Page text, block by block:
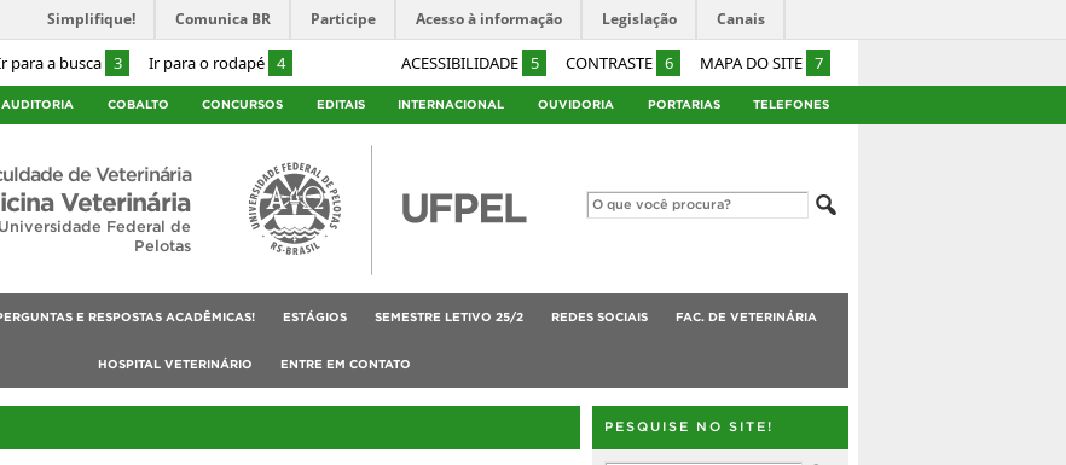
para a busca 3 Ir para o rodapé 4 ACESSIBILIDADE 5 CONTRASTE 6 MAPA DO SITE 7
Simplifique! Comunica BR Participe Acesso à informação Legislação Canais
AUDITORIA COBALTO CONCURSOS EDITAIS INTERNACIONAL OUVIDORIA PORTARIAS TELEFONES
de Veterinária
Veterinária
Federal de
Pelotas
E RESPOSTAS ACADÊMICAS! ESTÁGIOS SEMESTRE LETIVO 25/2 REDES SOCIAIS FAC. DE VETERINÁRIA
HOSPITAL VETERINÁRIO ENTRE EM CONTATO
PESQUISE NO SITE!